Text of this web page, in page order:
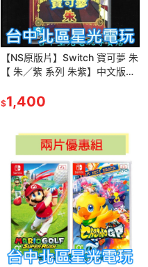
【NS原版片】Switch 寶可夢 朱
【 朱／紫 系列 朱紫】中文版全
$1,400